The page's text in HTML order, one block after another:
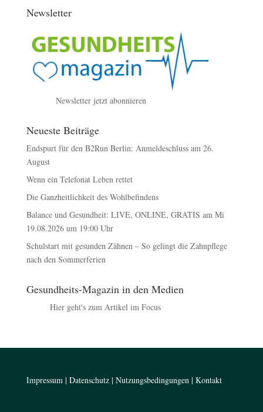
Newsletter
Newsletter jetzt abonnieren
Neueste Beiträge
Endspurt für den B2Run Berlin: Anmeldeschluss am 26.
August
Wenn ein Telefonat Leben rettet
Die Ganzheitlichkeit des Wohlbefindens
Balance und Gesundheit: LIVE, ONLINE, GRATIS am Mi
19.08.2026 um 19:00 Uhr
Schulstart mit gesunden Zähnen – So gelingt die Zahnpflege
nach den Sommerferien
Gesundheits-Magazin in den Medien
Hier geht's zum Artikel im Focus
Impressum| Datenschutz| Nutzungsbedingungen| Kontakt